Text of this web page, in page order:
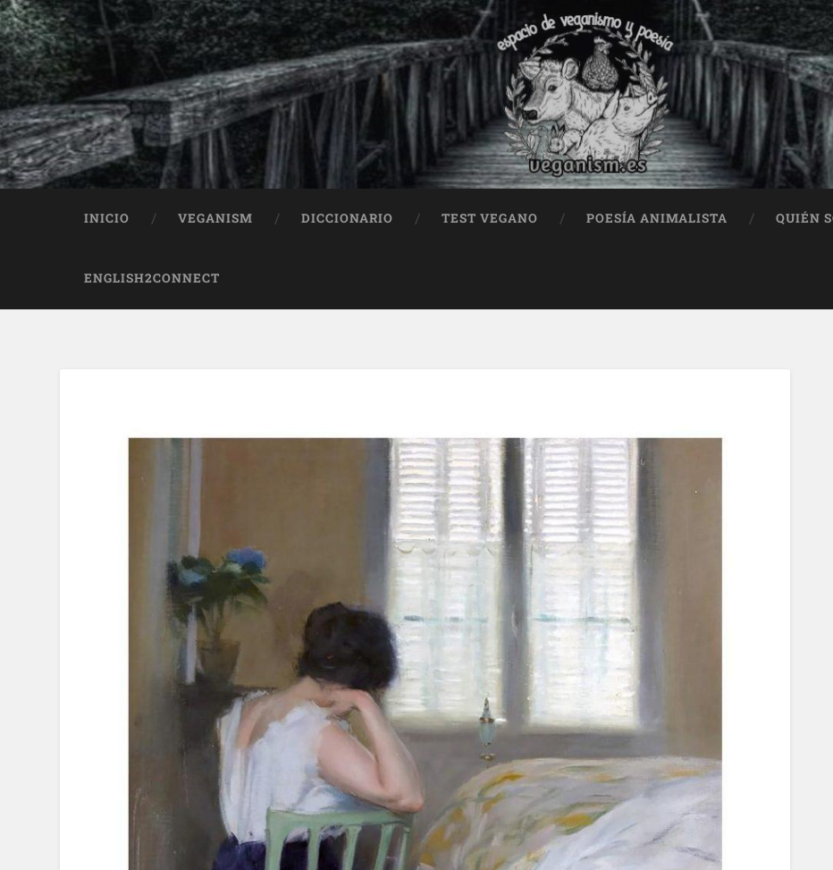
INICIO VEGANISM DICCIONARIO TEST VEGANO POESÍA ANIMALISTA QUIÉN
ENGLISH2CONNECT